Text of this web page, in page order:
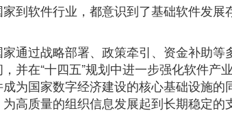
到软件行业，都意识到了基础软件发展
通过战略部署、政策牵引、资金补助
并在“十四五”规划中进一步强化软件产
为国家数字经济建设的核心基础设施的
高质量的组织信息发展起到长期稳定的